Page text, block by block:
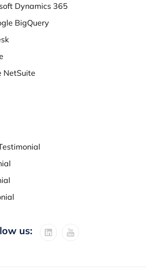
Dynamics 365
BigQuery
NetSuite
us: